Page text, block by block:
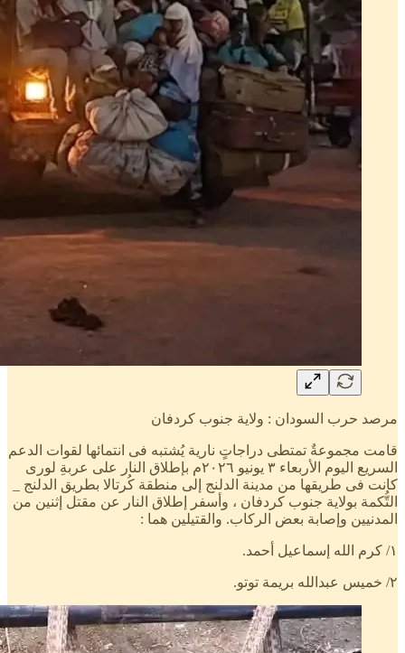
مرصد حرب السودان : ولاية جنوب كردفان
قامت مجموعةٌ تمتطى دراجاتٍ نارية يُشتبه فى انتمائها لقوات الدعم
السريع اليوم الأربعاء ٣ يونيو ٢٠٢٦م بإطلاق النار على عربةِ لورى
كانت فى طريقها من مدينة الدلنج إلى منطقة كُرتالا بطريق الدلنج _
التُّكمة بولاية جنوب كردفان ، وأسفر إطلاق النار عن مقتل إثنين من
المدنيين وإصابة بعض الركاب. والقتيلين هما :
١/ كرم الله إسماعيل أحمد.
٢/ خميس عبدالله بريمة توتو.